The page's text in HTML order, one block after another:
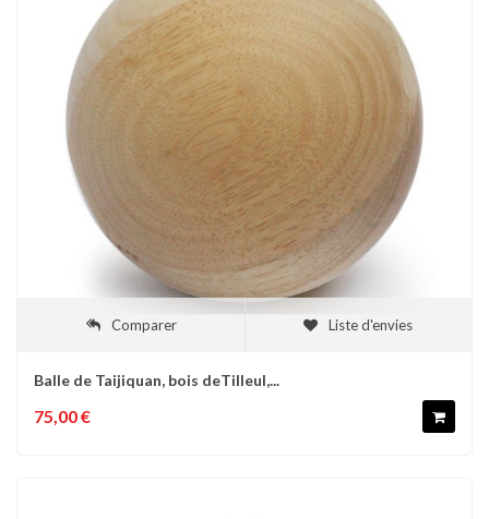
Comparer Liste d'envies
Balle de Taijiquan, bois deTilleul,...
75,00 €